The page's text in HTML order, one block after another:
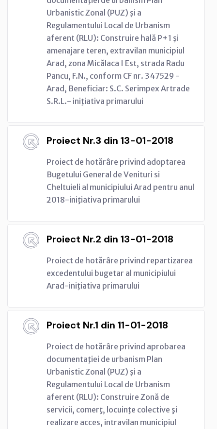
Urbanistic Zonal (PUZ) şi a
Regulamentului Local de Urbanism
aferent (RLU): Construire hală P+1 şi
amenajare teren, extravilan municipiul
Arad, zona Micălaca I Est, strada Radu
Pancu, F.N., conform CF nr. 347529 -
Arad, Beneficiar: S.C. Serimpex Artrade
S.R.L.- iniţiativa primarului
Proiect Nr.3 din 13-01-2018
Proiect de hotărâre privind adoptarea
Bugetului General de Venituri si
Cheltuieli al municipiului Arad pentru anul
2018-iniţiativa primarului
Proiect Nr.2 din 13-01-2018
Proiect de hotărâre privind repartizarea
excedentului bugetar al municipiului
Arad-iniţiativa primarului
Proiect Nr.1 din 11-01-2018
Proiect de hotărâre privind aprobarea
documentaţiei de urbanism Plan
Urbanistic Zonal (PUZ) şi a
Regulamentului Local de Urbanism
aferent (RLU): Construire Zonă de
servicii, comerţ, locuinţe colective şi
realizare acces, intravilan municipiul